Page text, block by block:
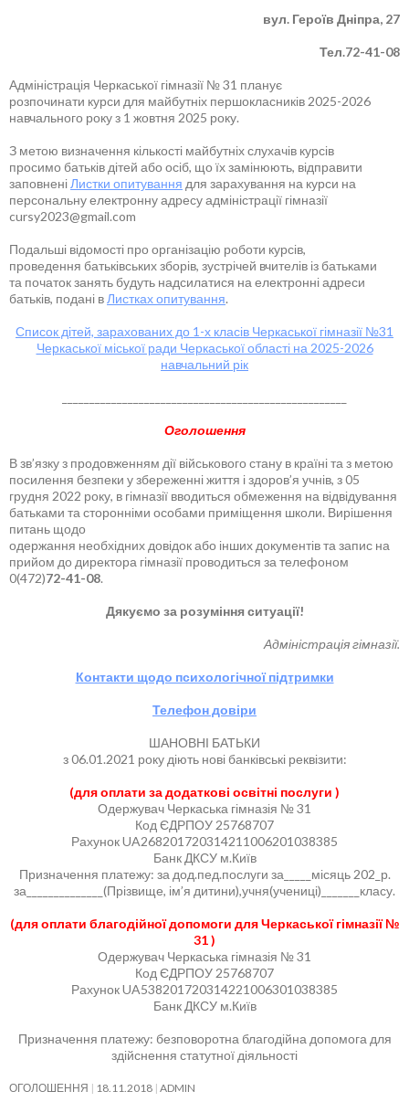
вул. Героїв Дніпра, 27
Тел.72-41-08
Адміністрація Черкаської гімназії № 31 планує
розпочинати курси для майбутніх першокласників 2025-2026
навчального року з 1 жовтня 2025 року.
З метою визначення кількості майбутніх слухачів курсів
просимо батьків дітей або осіб, що їх замінюють, відправити
заповнені Листки опитування для зарахування на курси на
персональну електронну адресу адміністрації гімназії
cursy2023@gmail.com
Подальші відомості про організацію роботи курсів,
проведення батьківських зборів, зустрічей вчителів із батьками
та початок занять будуть надсилатися на електронні адреси
батьків, подані в Листках опитування.
Список дітей, зарахованих до 1-х класів Черкаської гімназії №31
Черкаської міської ради Черкаської області на 2025-2026
навчальний рік
Оголошення
В зв’язку з продовженням дії військового стану в країні та з метою
посилення безпеки у збереженні життя і здоров’я учнів, з 05
грудня 2022 року, в гімназії вводиться обмеження на відвідування
батьками та сторонніми особами приміщення школи. Вирішення
питань щодо
одержання необхідних довідок або інших документів та запис на
прийом до директора гімназії проводиться за телефоном
0(472)72-41-08.
Дякуємо за розуміння ситуації!
Адміністрація гімназії.
Контакти щодо психологічної підтримки
Телефон довіри
ШАНОВНІ БАТЬКИ
з 06.01.2021 року діють нові банківські реквізити:
(для оплати за додаткові освітні послуги )
Одержувач Черкаська гімназія № 31
Код ЄДРПОУ 25768707
Рахунок UA268201720314211006201038385
Банк ДКСУ м.Київ
Призначення платежу: за дод.пед.послуги за_____місяць 202_р.
за______________(Прізвище, ім’я дитини),учня(учениці)_______класу.
(для оплати благодійної допомоги для Черкаської гімназії №
31 )
Одержувач Черкаська гімназія № 31
Код ЄДРПОУ 25768707
Рахунок UA538201720314221006301038385
Банк ДКСУ м.Київ
Призначення платежу: безповоротна благодійна допомога для
здійснення статутної діяльності
ОГОЛОШЕННЯ 18.11.2018 ADMIN